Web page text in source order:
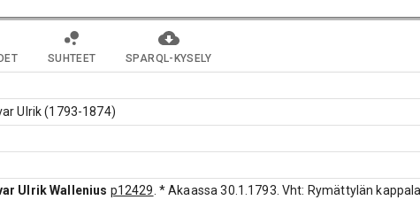
SUHTEET SPARQL-KYSELY
Ulrik (1793-1874)
Ulrik Wallenius p12429 . * Akaassa 30.1.1793. Vht: Rymättylän